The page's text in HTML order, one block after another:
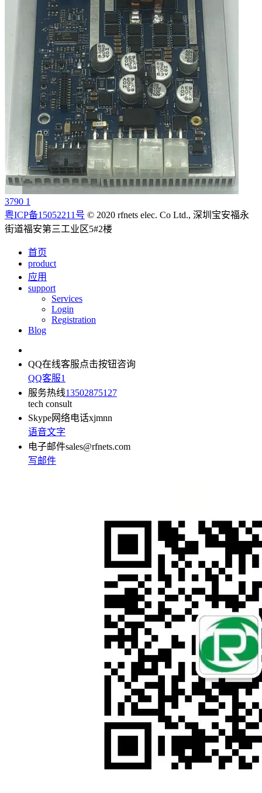
3790 1
粤ICP备15052211号 © 2020 rfnets elec. Co Ltd., 深圳宝安福永
街道福安第三工业区5#2楼
首页
product
应用
support
Services
Login
Registration
Blog
QQ在线客服点击按钮咨询
QQ客服1
服务热线13502875127
tech consult
Skype网络电话xjmnn
语音文字
电子邮件sales@rfnets.com
写邮件